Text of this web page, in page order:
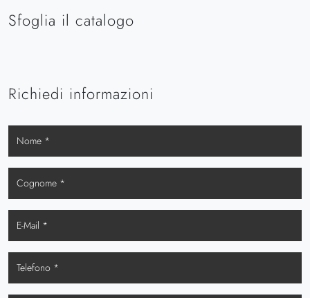
Sfoglia il catalogo
Richiedi informazioni